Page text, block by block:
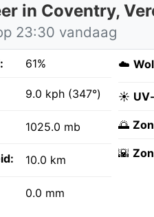
in Coventry,
23:30 vandaag
61%
9.0 kph (347°)
1025.0 mb
10.0 km
0.0 mm
☁️
☀️
🌅
🌇